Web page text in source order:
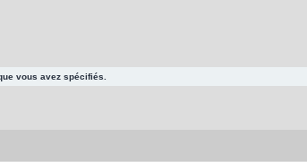
vous avez spécifiés.